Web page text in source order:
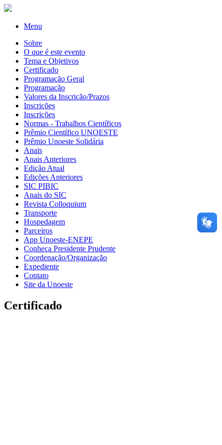
Menu
Sobre
O que é este evento
Tema e Objetivos
Certificado
Programação Geral
Programação
Valores da Inscrição/Prazos
Inscrições
Inscrições
Normas - Trabalhos Científicos
Prêmio Científico UNOESTE
Prêmio Unoeste Solidária
Anais
Anais Anteriores
Edição Atual
Edições Anteriores
SIC PIBIC
Anais do SIC
Revista Colloquium
Transporte
Hospedagem
Parceiros
App Unoeste-ENEPE
Conheça Presidente Prudente
Coordenação/Organização
Expediente
Contato
Site da Unoeste
Certificado